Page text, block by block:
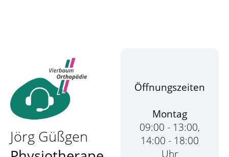
Jörg Güßgen
Öffnungszeiten
Montag
09:00 - 13:00,
14:00 - 18:00
Uhr